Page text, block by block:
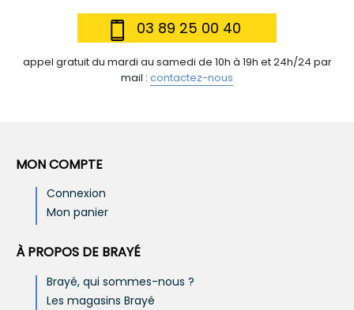
03 89 25 00 40
appel gratuit du mardi au samedi de 10h à 19h et 24h/24 par
mail : contactez-nous
MON COMPTE
Connexion
Mon panier
À PROPOS DE BRAYÉ
Brayé, qui sommes-nous ?
Les magasins Brayé